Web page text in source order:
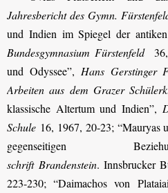
Jahresbericht des Gymn.
und Indien im Spiegel der
Bundesgymnasium Fürstenfeld
und Odyssee”, Hans Gerstinger
Arbeiten aus dem Grazer
klassische Altertum und Indien”,
Schule 16, 1967, 20-23; “Mauryas
gegenseitigen
schrift Brandenstein. Innsbrucker
223-230; “Daimachos von